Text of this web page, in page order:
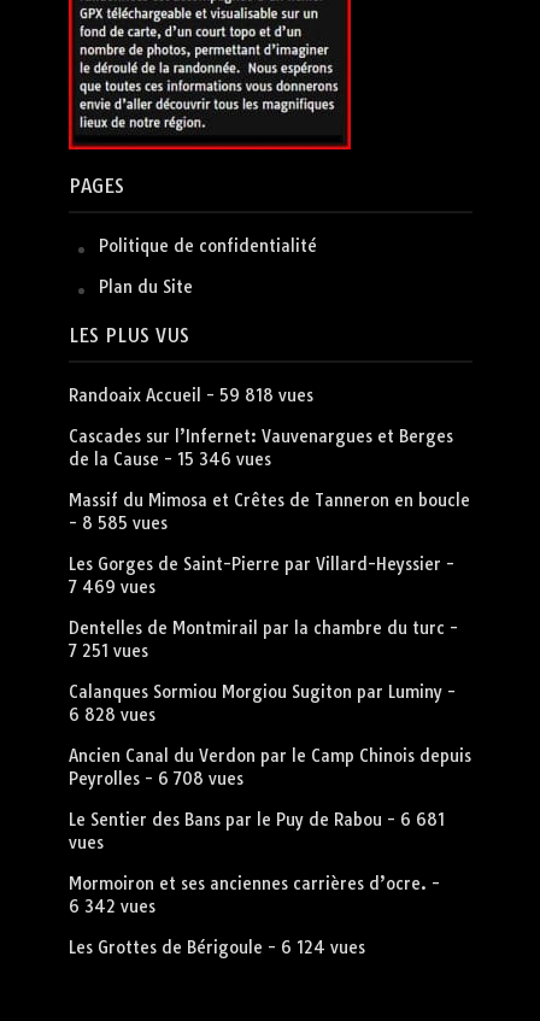
PAGES
Politique de confidentialité
Plan du Site
LES PLUS VUS
Randoaix Accueil - 59 818 vues
Cascades sur l’Infernet: Vauvenargues et Berges
de la Cause - 15 346 vues
Massif du Mimosa et Crêtes de Tanneron en boucle
- 8 585 vues
Les Gorges de Saint-Pierre par Villard-Heyssier -
7 469 vues
Dentelles de Montmirail par la chambre du turc -
7 251 vues
Calanques Sormiou Morgiou Sugiton par Luminy-
6 828 vues
Ancien Canal du Verdon par le Camp Chinois depuis
Peyrolles- 6 708 vues
Le Sentier des Bans par le Puy de Rabou - 6 681
vues
Mormoiron et ses anciennes carrières d’ocre. -
6 342 vues
Les Grottes de Bérigoule - 6 124 vues